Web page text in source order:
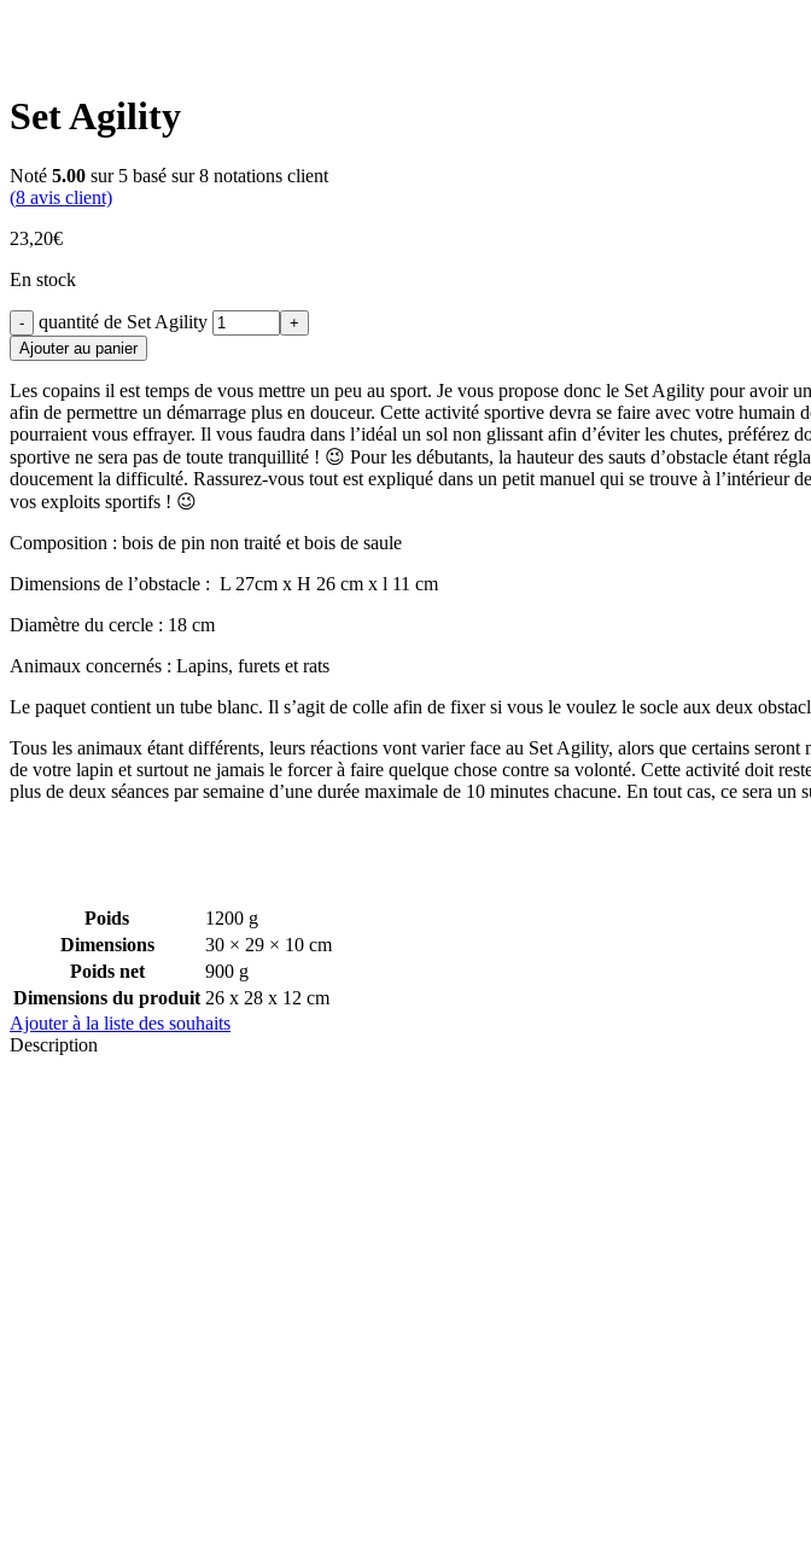
Set Agility
Noté 5.00 sur 5 basé sur8 notations client
(8 avis client)
23,20€
En stock
quantité de Set Agility
Ajouter au panier
Les copains il est temps de vous mettre un peu au sport. Je vous propose donc le Set Agility pour avoir
afin de permettre un démarrage plus en douceur. Cette activité sportive devra se faire avec votre
pourraient vous effrayer. Il vous faudra dans l’idéal un sol non glissant afin d’éviter les chutes,
sportive ne sera pas de toute tranquillité ! 😉 Pour les débutants, la hauteur des sauts d’obstacle étant
doucement la difficulté. Rassurez-vous tout est expliqué dans un petit manuel qui se trouve à l’intérieur
vos exploits sportifs ! 😉
Composition : bois de pin non traité et bois de saule
Dimensions de l’obstacle : L 27cm x H 26 cm x l 11 cm
Diamètre du cercle : 18 cm
Animaux concernés : Lapins, furets et rats
Le paquet contient un tube blanc. Il s’agit de colle afin de fixer si vous le voulez le socle aux deux
Tous les animaux étant différents, leurs réactions vont varier face au Set Agility, alors que certains
de votre lapin et surtout ne jamais le forcer à faire quelque chose contre sa volonté. Cette activité doit
plus de deux séances par semaine d’une durée maximale de 10 minutes chacune. En tout cas, ce sera un
Poids
1200 g
Dimensions
30 × 29 × 10 cm
Poids net
900 g
Dimensions du produit 26 x 28 x 12 cm
Ajouter à la liste des souhaits
Description